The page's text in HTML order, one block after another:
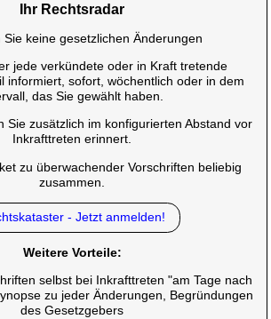
Ihr Rechtsradar
Sie keine gesetzlichen Änderungen
jede verkündete oder in Kraft tretende
informiert, sofort, wöchentlich oder in dem
das Sie gewählt haben.
Sie zusätzlich im konfigurierten Abstand vor
Inkrafttreten erinnert.
zu überwachender Vorschriften beliebig
zusammen.
- Jetzt anmelden!
Weitere Vorteile:
selbst bei Inkrafttreten "am Tage nach
zu jeder Änderungen, Begründungen
des Gesetzgebers